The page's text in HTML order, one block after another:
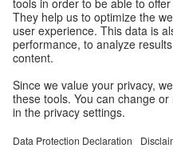
தனியுரிமை மற்றும் அணுகல்
தனியுரிமை